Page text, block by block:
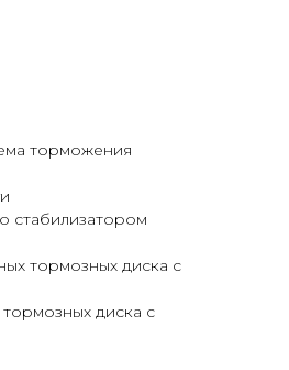
торможения
стабилизатором
тормозных диска с
диска с